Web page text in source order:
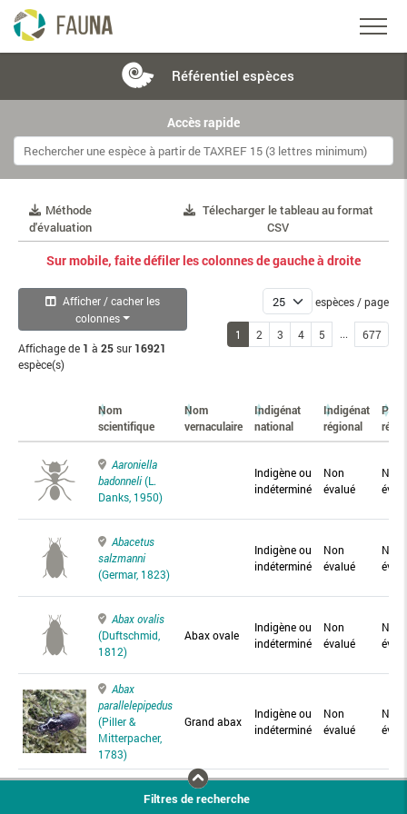
Référentiel espèces
Accès rapide
Méthode
d'évaluation
Télecharger le tableau au format
CSV
Sur mobile, faite défiler les colonnes de gauche à droite
Afficher / cacher les
colonnes
Affichage de 1 à 25sur 16921
espèce(s)
espèces / page
1 2 3 4 5 ... 677
Nom
scientifique
Nom
vernaculaire
Indigénat
national
Indigénat
régional
Aaroniella
badonneli(L.
Danks, 1950)
Indigène ou
indéterminé
Non
évalué
Non
Abacetus
salzmanni
(Germar, 1823)
Indigène ou
indéterminé
Non
évalué
Non
Abax ovalis
(Duftschmid,
1812)
Abax ovale
Indigène ou
indéterminé
Non
évalué
Non
Abax
parallelepipedus
(Piller &
Mitterpacher,
1783)
Grand abax
Indigène ou
indéterminé
Non
évalué
Non
Abax
Abax
Filtres de recherche